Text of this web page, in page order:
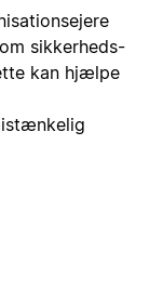
sikkerheds-
kan hjælpe